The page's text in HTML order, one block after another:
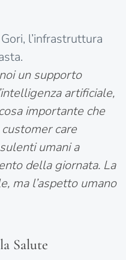
l’infrastruttura
un supporto
artificiale,
importante che
care
umani a
della giornata. La
ma l’aspetto umano
Salute